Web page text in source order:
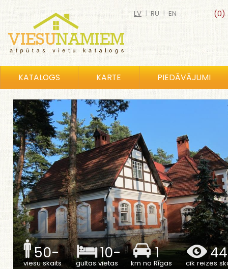
(0)
LV | RU | EN
KATALOGS KARTE PIEDĀVĀJUMI
50-
viesu skaits
10-
gultas vietas
1
km no Rīgas cik reizes